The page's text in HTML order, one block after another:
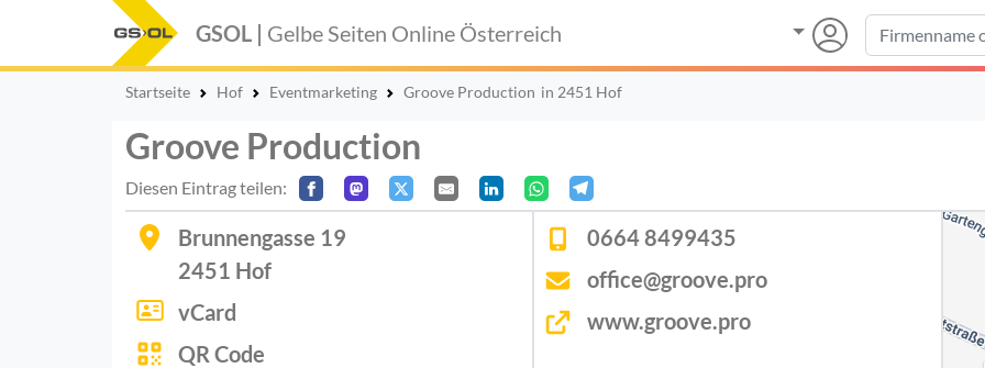
GSOL | Gelbe Seiten Online Österreich
Startseite Hof Eventmarketing Groove Production in 2451 Hof
Groove Production
Diesen Eintrag teilen:
Brunnengasse 19
2451 Hof
vCard
QR Code
0664 8499435
office@groove.pro
www.groove.pro